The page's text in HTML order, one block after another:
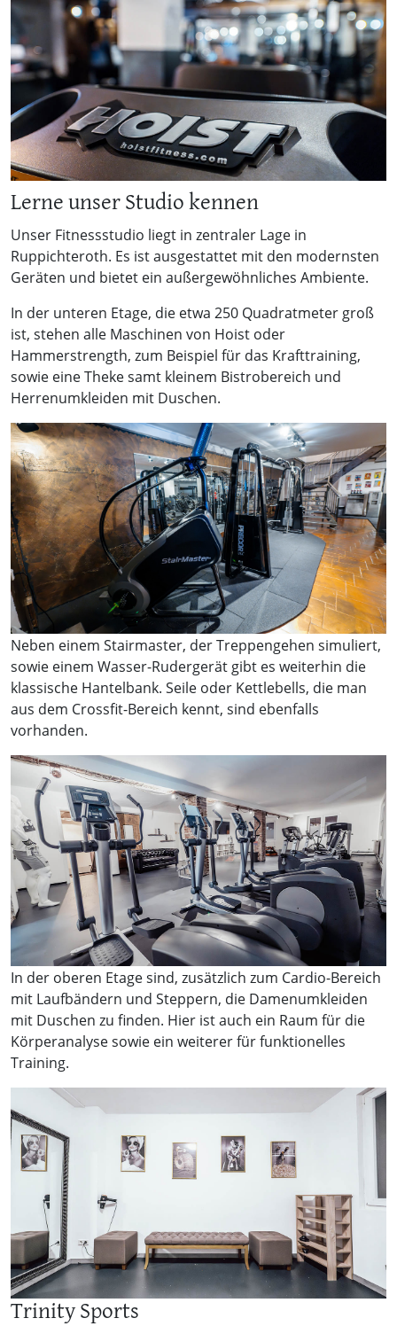
Lerne unser Studio kennen
Unser Fitnessstudio liegt in zentraler Lage in
Ruppichteroth. Es ist ausgestattet mit den modernsten
Geräten und bietet ein außergewöhnliches Ambiente.
In der unteren Etage, die etwa 250 Quadratmeter groß
ist, stehen alle Maschinen von Hoist oder
Hammerstrength, zum Beispiel für das Krafttraining,
sowie eine Theke samt kleinem Bistrobereich und
Herrenumkleiden mit Duschen.
Neben einem Stairmaster, der Treppengehen simuliert,
sowie einem Wasser-Rudergerät gibt es weiterhin die
klassische Hantelbank. Seile oder Kettlebells, die man
aus dem Crossfit-Bereich kennt, sind ebenfalls
vorhanden.
In der oberen Etage sind, zusätzlich zum Cardio-Bereich
mit Laufbändern und Steppern, die Damenumkleiden
mit Duschen zu finden. Hier ist auch ein Raum für die
Körperanalyse sowie ein weiterer für funktionelles
Training.
Trinity Sports